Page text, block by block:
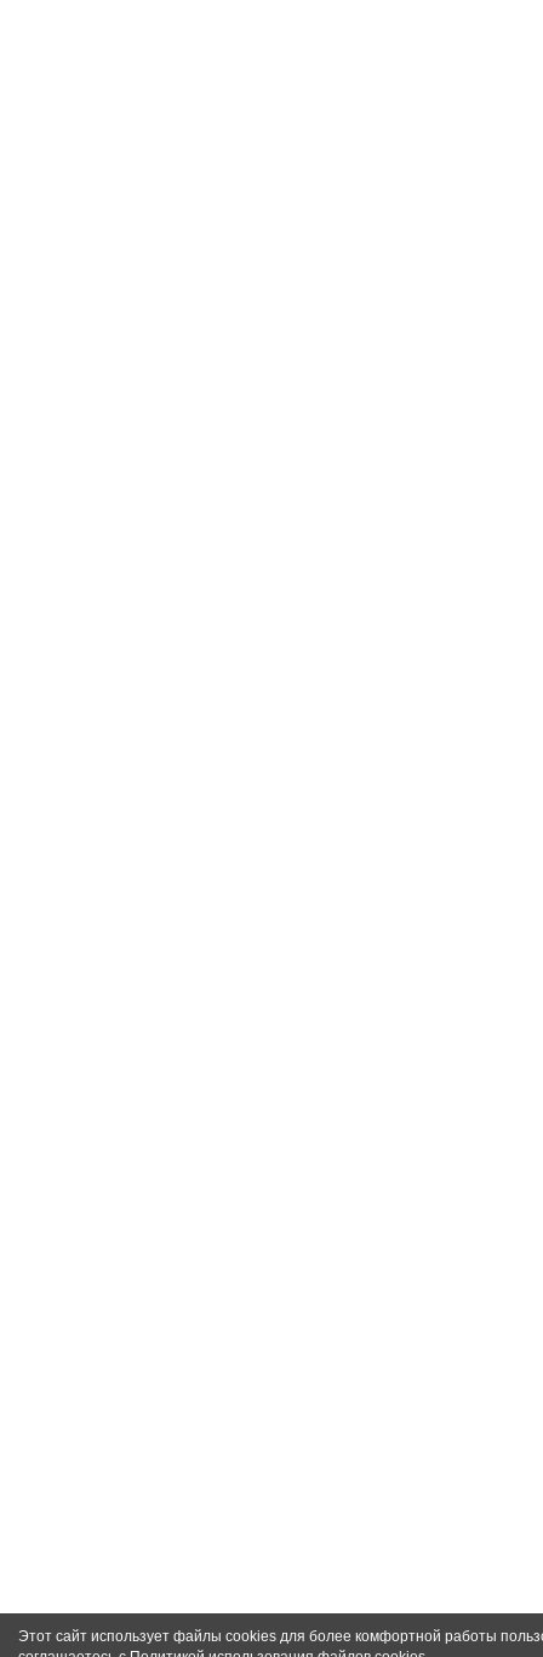
Этот сайт использует файлы cookies для более комфортной работы